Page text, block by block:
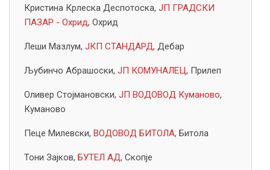
Кристина Крлеска Деспотоска, ЈП ГРАДСКИ
ПАЗАР - Охрид, Охрид
Леши Мазлум, ЈКП СТАНДАРД, Дебар
Љубинчо Абрашоски, ЈП КОМУНАЛЕЦ, Прилеп
Оливер Стојмановски, ЈП ВОДОВОД Куманово,
Куманово
Пеце Милевски, ВОДОВОД БИТОЛА, Битола
Тони Зајков, БУТЕЛ АД, Скопје